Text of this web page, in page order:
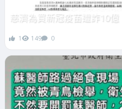
慈濟為買新冠疫苗遭詐10
1 149 0